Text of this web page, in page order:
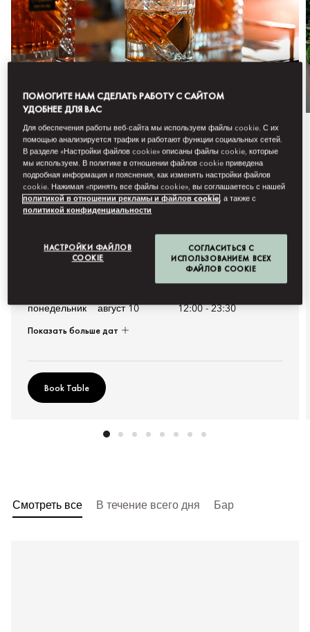
Рестораны
KILIAN PARIS COCKTAILS
Bar 8 unveils an exclusive collaboration with Kilian Paris,
where the artistry o...
Будущие даты
понедельник
август 10 12:00 - 23:30
Показать больше дат
Book Table
Смотреть все В течение всего дня Бар
ПОМОГИТЕ НАМ СДЕЛАТЬ РАБОТУ С САЙТОМ
УДОБНЕЕ ДЛЯ ВАС
Для обеспечения работы веб-сайта мы используем файлы cookie. С их
помощью анализируется трафик и работают функции социальных сетей.
В разделе «Настройки файлов cookie» описаны файлы cookie, которые
мы используем. В политике в отношении файлов cookie приведена
подробная информация и пояснения, как изменять настройки файлов
cookie. Нажимая «принять все файлы cookie», вы соглашаетесь с нашей
политикой в отношении рекламы и файлов cookie, а также с
политикой конфиденциальности
НАСТРОЙКИ ФАЙЛОВ
COOKIE
СОГЛАСИТЬСЯ С
ИСПОЛЬЗОВАНИЕМ ВСЕХ
ФАЙЛОВ COOKIE